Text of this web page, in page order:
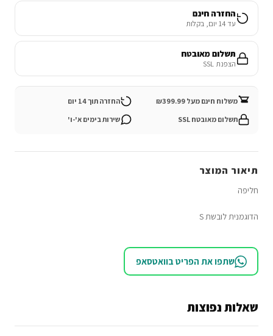
החזרה חינם
עד 14 יום, בקלות
תשלום מאובטח
הצפנת SSL
משלוח חינם מעל ₪399.99
החזרה תוך 14 יום
תשלום מאובטח SSL
שירות בימים א'-ו'
תיאור המוצר
חליפה
הדוגמנית לובשת S
שתפו את הפריט בוואטסאפ
שאלות נפוצות